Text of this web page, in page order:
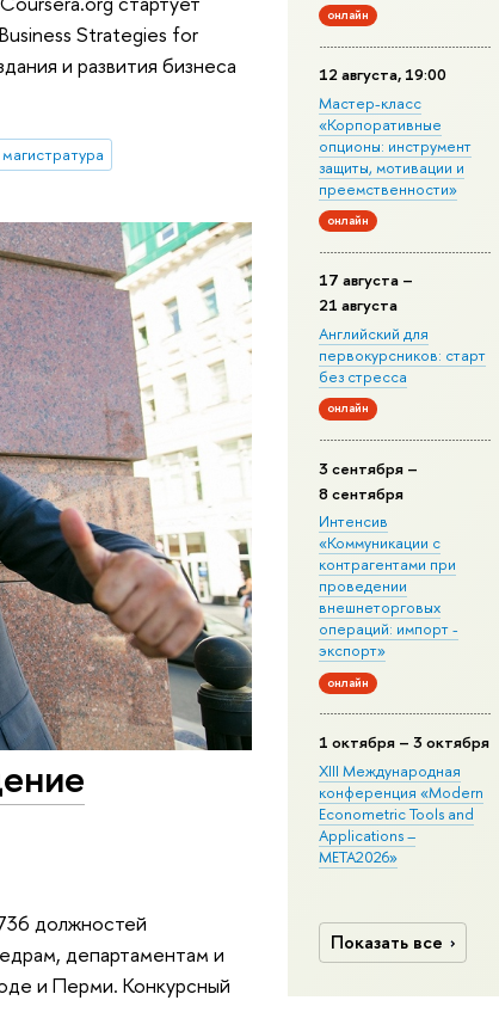
онлайн
12 августа, 19:00
Мастер-класс
«Корпоративные
опционы: инструмент
защиты, мотивации и
преемственности»
онлайн
17 августа –
21 августа
Английский для
первокурсников: старт
без стресса
онлайн
3 сентября –
8 сентября
Интенсив
«Коммуникации с
контрагентами при
проведении
внешнеторговых
операций: импорт -
экспорт»
онлайн
1 октября – 3 октября
XIII Международная
конференция «Modern
Econometric Tools and
Applications –
META2026»
Показать все
Strategies for
и развития бизнеса
магистратура
должностей
департаментам и
и Перми. Конкурсный